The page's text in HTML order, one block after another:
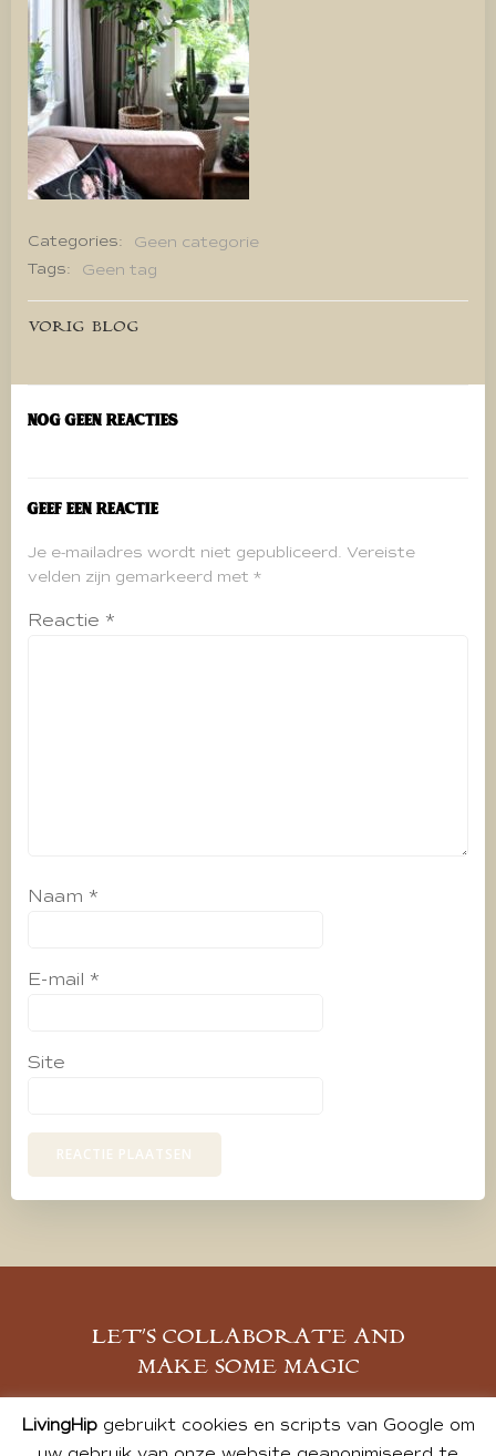
Categories:
Geen categorie
Tags:
Geen tag
Bericht
navigatie
VORIG BLOG
Nog geen reacties
Geef een reactie
Je e-mailadres wordt niet gepubliceerd. Vereiste
velden zijn gemarkeerd met *
Reactie *
Naam *
E-mail *
Site
LET’S COLLABORATE AND
MAKE SOME MAGIC
MELD JE AAN
LivingHipgebruikt cookies en scripts van Google om